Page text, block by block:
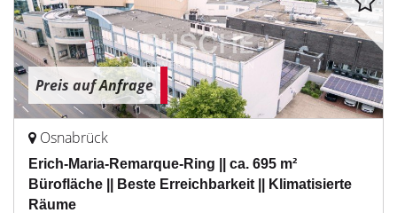
Preis auf Anfrage
Osnabrück
Erich-Maria-Remarque-Ring || ca. 695 m²
Bürofläche || Beste Erreichbarkeit || Klimatisierte
Räume